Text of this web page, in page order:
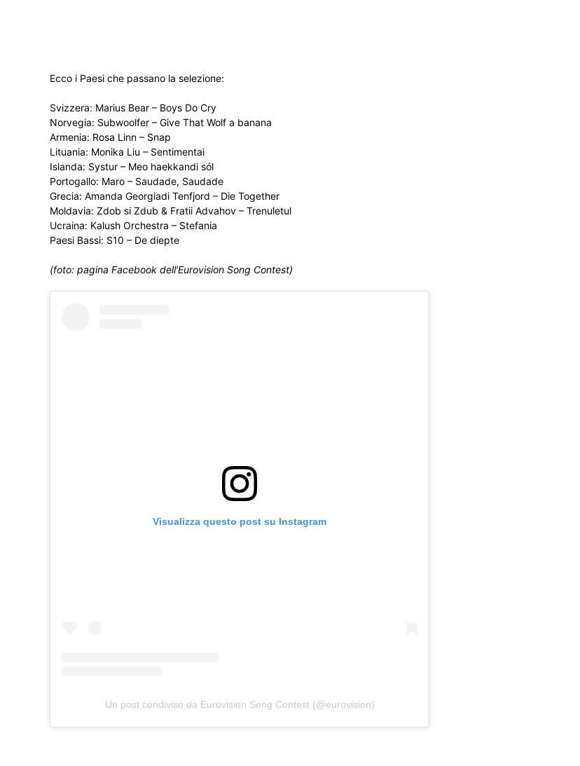
Ecco i Paesi che passano la selezione:
Svizzera: Marius Bear – Boys Do Cry
Norvegia: Subwoolfer – Give That Wolf a banana
Armenia: Rosa Linn – Snap
Lituania: Monika Liu – Sentimentai
Islanda: Systur – Meo haekkandi sól
Portogallo: Maro – Saudade, Saudade
Grecia: Amanda Georgiadi Tenfjord – Die Together
Moldavia: Zdob si Zdub & Fratii Advahov – Trenuletul
Ucraina: Kalush Orchestra – Stefania
Paesi Bassi: S10 – De diepte
(foto: pagina Facebook dell’Eurovision Song Contest)
Visualizza questo post su Instagram
Un post condiviso da Eurovision Song Contest (@eurovision)